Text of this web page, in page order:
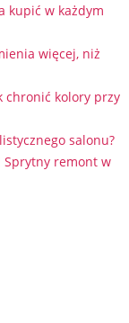
kupić w każdym
więcej, niż
chronić kolory przy
salonu?
Sprytny remont w